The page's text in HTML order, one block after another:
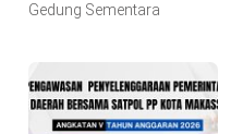
Gedung Sementara